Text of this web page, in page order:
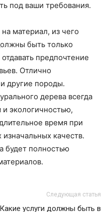
под ваши требования.
материал, из чего
быть только
предпочтение
Отлично
другие породы.
дерева всегда
и экологичностью,
время при
качеств.
будет полностью
Следующая статья
Какие услуги должны быть в